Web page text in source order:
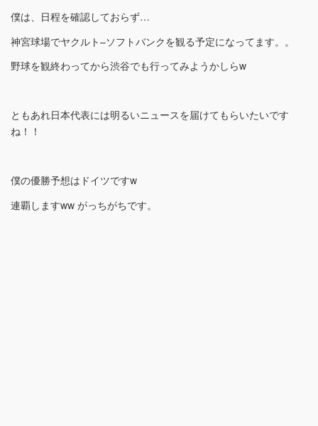
僕は、日程を確認しておらず…
神宮球場でヤクルト–ソフトバンクを観る予定になってます。。
野球を観終わってから渋谷でも行ってみようかしらw
ともあれ日本代表には明るいニュースを届けてもらいたいです
ね！！
僕の優勝予想はドイツですw
連覇しますww がっちがちです。